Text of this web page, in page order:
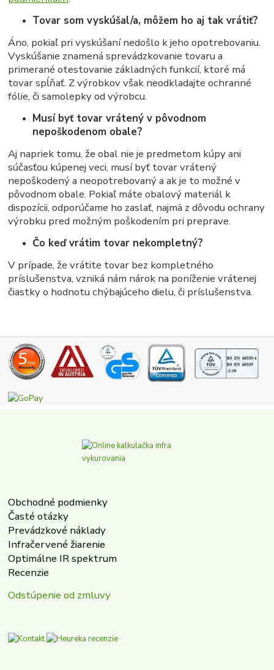
Tovar som vyskúšal/a, môžem ho aj tak vrátiť?
Áno, pokiaľ pri vyskúšaní nedošlo k jeho opotrebovaniu.
Vyskúšanie znamená sprevádzkovanie tovaru a
primerané otestovanie základných funkcií, ktoré má
tovar spĺňať. Z výrobkov však neodkladajte ochranné
fólie, či samolepky od výrobcu.
Musí byť tovar vrátený v pôvodnom
nepoškodenom obale?
Aj napriek tomu, že obal nie je predmetom kúpy ani
súčasťou kúpenej veci, musí byť tovar vrátený
nepoškodený a neopotrebovaný a ak je to možné v
pôvodnom obale. Pokiaľ máte obalový materiál k
dispozícii, odporúčame ho zaslať, najmä z dôvodu ochrany
výrobku pred možným poškodením pri preprave.
Čo keď vrátim tovar nekompletný?
V prípade, že vrátite tovar bez kompletného
príslušenstva, vzniká nám nárok na poníženie vrátenej
čiastky o hodnotu chýbajúceho dielu, či príslušenstva.
Obchodné podmienky
Časté otázky
Prevádzkové náklady
Infračervené žiarenie
Optimálne IR spektrum
Recenzie
Odstúpenie od zmluvy